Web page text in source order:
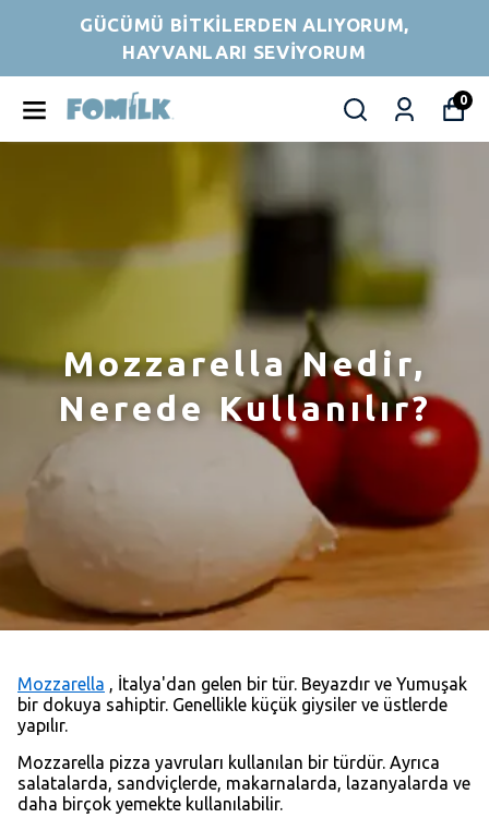
GÜCÜMÜ BİTKİLERDEN ALIYORUM,
HAYVANLARI SEVİYORUM
0
Mozzarella Nedir,
Nerede Kullanılır?
Mozzarella , İtalya'dan gelen bir tür. Beyazdır ve Yumuşak
bir dokuya sahiptir. Genellikle küçük giysiler ve üstlerde
yapılır.
Mozzarella pizza yavruları kullanılan bir türdür. Ayrıca
salatalarda, sandviçlerde, makarnalarda, lazanyalarda ve
daha birçok yemekte kullanılabilir.